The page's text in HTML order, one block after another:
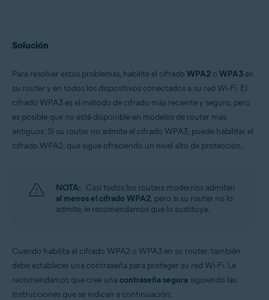
Solución
Para resolver estos problemas, habilite el cifrado WPA2 o WPA3 en
su router y en todos los dispositivos conectados a su red Wi-Fi. El
cifrado WPA3 es el método de cifrado más reciente y seguro, pero
es posible que no esté disponible en modelos de router más
antiguos. Si su router no admite el cifrado WPA3, puede habilitar el
cifrado WPA2, que sigue ofreciendo un nivel alto de protección.
NOTA: Casi todos los routers modernos admiten
al menos el cifrado WPA2, pero si su router no lo
admite, le recomendamos que lo sustituya.
Cuando habilita el cifrado WPA2 o WPA3 en su router, también
debe establecer una contraseña para proteger su red Wi-Fi. Le
recomendamos que cree una contraseña segura siguiendo las
instrucciones que se indican a continuación: